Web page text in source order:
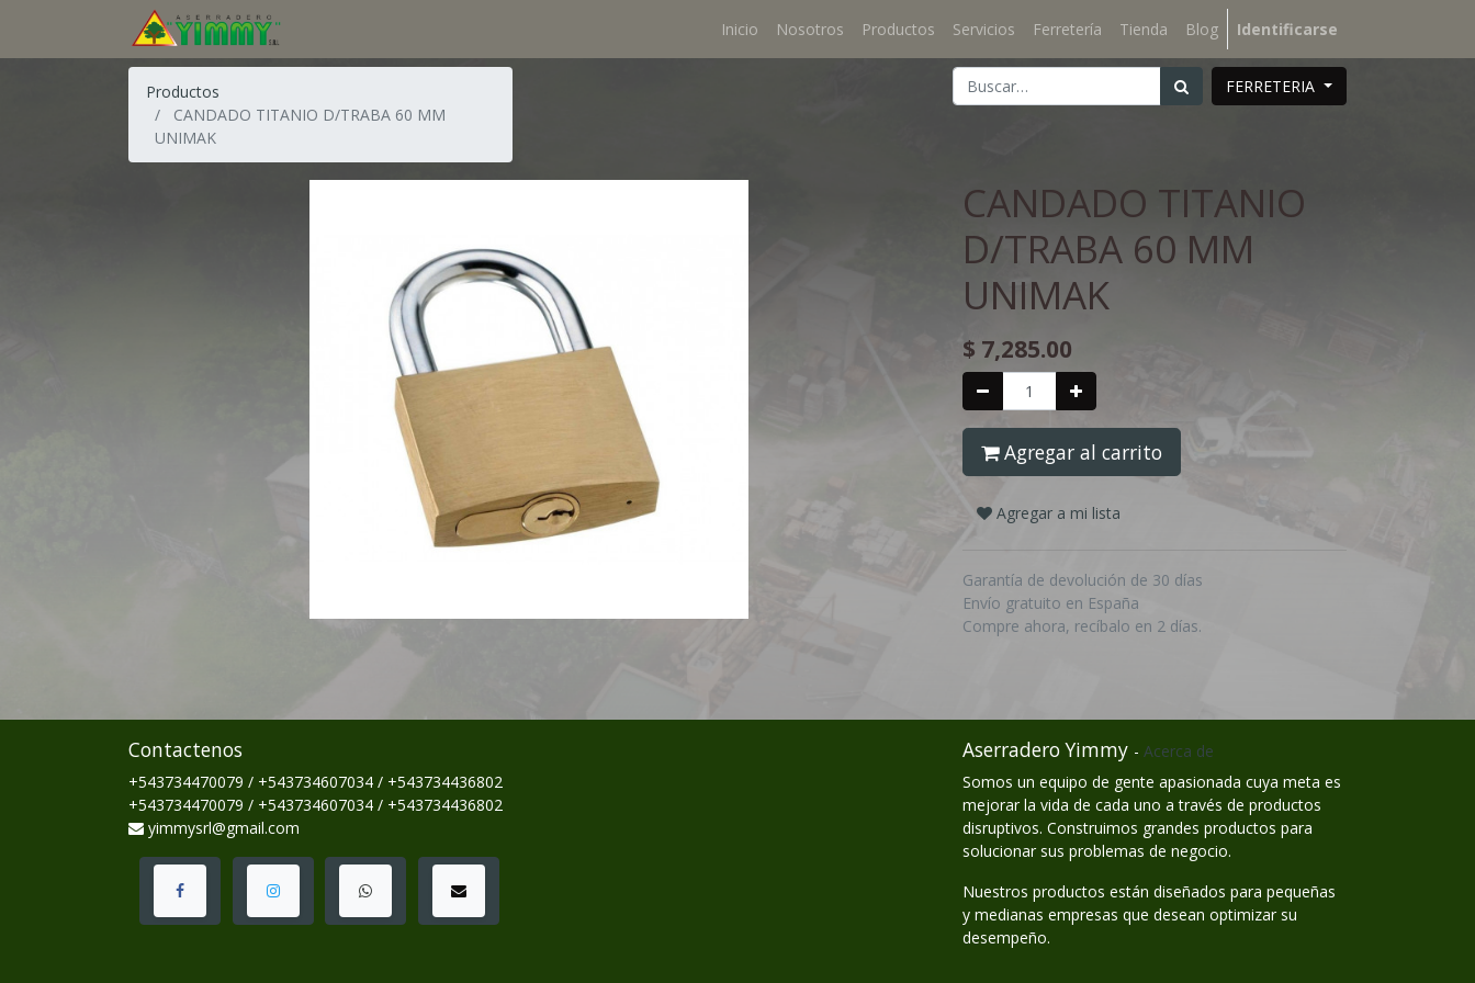
Inicio Nosotros Productos Servicios Ferretería Tienda Blog Identificarse
Productos
CANDADO TITANIO D/TRABA 60 MM
UNIMAK
FERRETERIA
CANDADO TITANIO
D/TRABA 60 MM
UNIMAK
$ 7,285.00
Agregar al carrito
Agregar a mi lista
Garantía de devolución de 30 días
Envío gratuito en España
Compre ahora, recíbalo en 2 días.
Contactenos
+543734470079 / +543734607034 / +543734436802
+543734470079 / +543734607034 / +543734436802
yimmysrl@gmail.com
Aserradero Yimmy - Acerca de
Somos un equipo de gente apasionada cuya meta es
mejorar la vida de cada uno a través de productos
disruptivos. Construimos grandes productos para
solucionar sus problemas de negocio.
Nuestros productos están diseñados para pequeñas
y medianas empresas que desean optimizar su
desempeño.